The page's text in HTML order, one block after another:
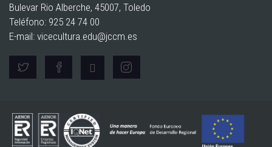
Bulevar Rio Alberche, 45007, Toledo
Teléfono: 925 24 74 00
E-mail: vicecultura.edu@jccm.es